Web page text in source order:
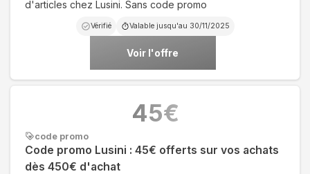
d'articles chez Lusini. Sans code promo
Vérifié Valable jusqu'au 30/11/2025
Voir l'offre
code promo
Code promo Lusini : 45€ offerts sur vos achats
dès 450€ d'achat
45€